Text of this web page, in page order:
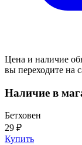
Цена и наличие
вы переходите на
Наличие в
Бетховен
29 ₽
Купить